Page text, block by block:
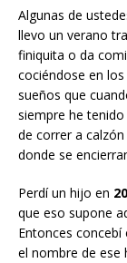
Algunas de
llevo un verano
finiquita o da
cociéndose en
sueños que
siempre he
de correr a
donde se
Perdí un hijo en
que eso supone
Entonces
el nombre de ese